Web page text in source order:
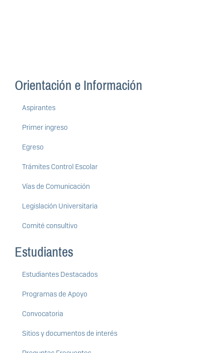
Orientación e Información
Aspirantes
Primer ingreso
Egreso
Trámites Control Escolar
Vías de Comunicación
Legislación Universitaria
Comité consultivo
Estudiantes
Estudiantes Destacados
Programas de Apoyo
Convocatoria
Sitios y documentos de interés